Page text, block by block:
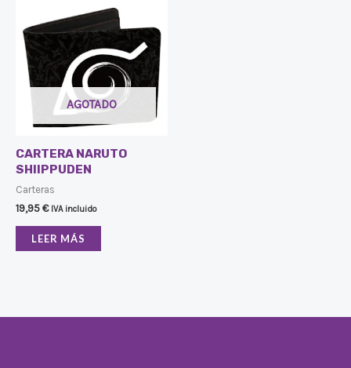
AGOTADO
CARTERA NARUTO
SHIIPPUDEN
Carteras
19,95€ IVA incluido
LEER MÁS